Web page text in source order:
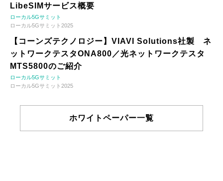
LibeSIMサービス概要
ローカル5Gサミット
ローカル5Gサミット2025
【コーンズテクノロジー】VIAVI Solutions社製 ネ
ットワークテスタONA800／光ネットワークテスタ
MTS5800のご紹介
ローカル5Gサミット
ローカル5Gサミット2025
ホワイトペーパー一覧